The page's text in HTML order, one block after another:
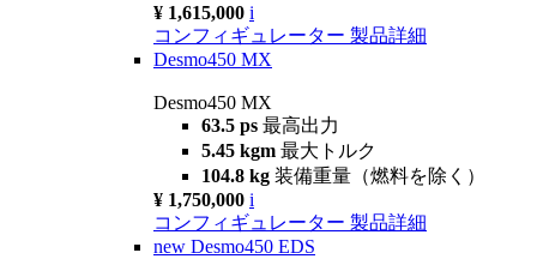
¥ 1,615,000 i
コンフィギュレーター 製品詳細
Desmo450 MX
Desmo450 MX
63.5 ps 最高出力
5.45 kgm 最大トルク
104.8 kg 装備重量（燃料を除く）
¥ 1,750,000 i
コンフィギュレーター 製品詳細
new Desmo450 EDS